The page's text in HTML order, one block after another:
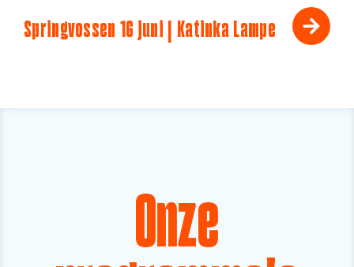
Springvossen 16 juni | Katinka Lampe
Onze